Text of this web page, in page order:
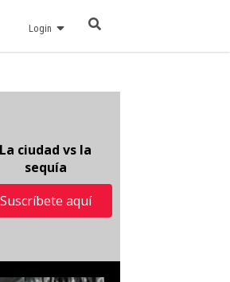
Login
La ciudad vs la
sequía
Suscríbete aquí